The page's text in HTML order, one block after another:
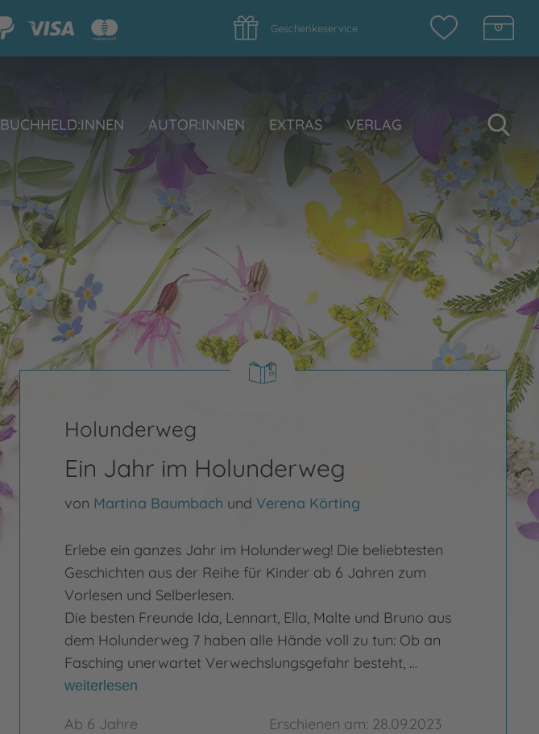
Geschenkeservice
BUCHHELD:INNEN AUTOR:INNEN EXTRAS VERLAG
Holunderweg
Ein Jahr im Holunderweg
von Martina Baumbach und Verena Körting
Erlebe ein ganzes Jahr im Holunderweg! Die beliebtesten
Geschichten aus der Reihe für Kinder ab 6 Jahren zum
Vorlesen und Selberlesen.
Die besten Freunde Ida, Lennart, Ella, Malte und Bruno aus
dem Holunderweg 7 haben alle Hände voll zu tun: Ob an
Fasching unerwartet Verwechslungsgefahr besteht, …
weiterlesen
Ab 6 Jahre
Erschienen am: 28.09.2023